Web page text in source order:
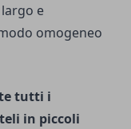
e
omogeneo
tutti i
in piccoli